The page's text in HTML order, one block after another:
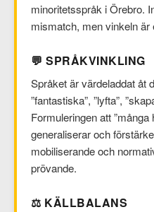
minoritetsspråk i Örebro.
mismatch, men vinkeln är
💬 SPRÅKVINKLING
Språket är värdeladdat åt
”fantastiska”, ”lyfta”,
Formuleringen att ”många
generaliserar och
mobiliserande och
prövande.
⚖️ KÄLLBALANS